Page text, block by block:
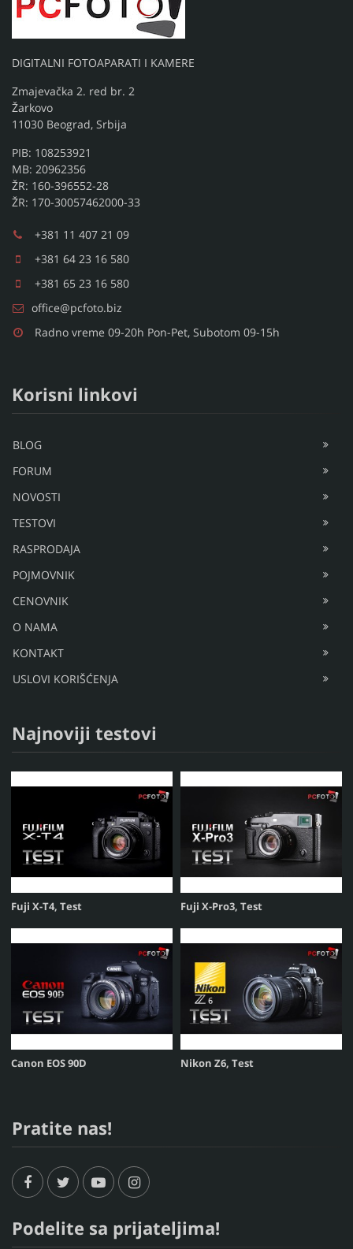
DIGITALNI FOTOAPARATI I KAMERE
Zmajevačka 2. red br. 2
Žarkovo
11030 Beograd, Srbija
PIB: 108253921
MB: 20962356
ŽR: 160-396552-28
ŽR: 170-30057462000-33
+381 11 407 21 09
+381 64 23 16 580
+381 65 23 16 580
office@pcfoto.biz
Radno vreme 09-20h Pon-Pet, Subotom 09-15h
Korisni linkovi
BLOG
FORUM
NOVOSTI
TESTOVI
RASPRODAJA
POJMOVNIK
CENOVNIK
O NAMA
KONTAKT
USLOVI KORIŠĆENJA
Najnoviji testovi
Fuji X-T4, Test Fuji X-Pro3, Test
Canon EOS 90D Nikon Z6, Test
Pratite nas!
Podelite sa prijateljima!